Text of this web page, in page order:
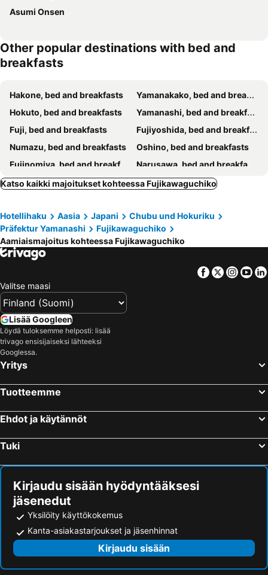
Asumi Onsen
Other popular destinations with bed and
breakfasts
Hakone, bed and breakfasts
Yamanakako, bed and breakfasts
Hokuto, bed and breakfasts
Yamanashi, bed and breakfasts
Fuji, bed and breakfasts
Fujiyoshida, bed and breakfasts
Numazu, bed and breakfasts
Oshino, bed and breakfasts
Fujinomiya, bed and breakfasts
Narusawa, bed and breakfasts
Kofu, bed and breakfasts
Gotenba, bed and breakfasts
Minamiarupusu, bed and breakfasts
Koshu, bed and breakfasts
Hadano, bed and breakfasts
Fuefuki, bed and breakfasts
Tsuru, bed and breakfasts
Nirasaki, bed and breakfasts
Matsuda, bed and breakfasts
Hinohara, bed and breakfasts
Katso kaikki majoitukset kohteessa Fujikawaguchiko
Hotellihaku Aasia Japani
Chubu und Hokuriku
Präfektur Yamanashi
Fujikawaguchiko
Aamiaismajoitus kohteessa Fujikawaguchiko
Facebook
Twitter
Valitse maasi
Lisää Googleen
Löydä tuloksemme helposti: lisää
trivago ensisijaiseksi lähteeksi
Googlessa.
Yritys
Tuotteemme
Ehdot ja käytännöt
Tuki
Kirjaudu sisään hyödyntääksesi
jäsenedut
Yksilöity käyttökokemus
Kanta-asiakastarjoukset ja jäsenhinnat
Kirjaudu sisään